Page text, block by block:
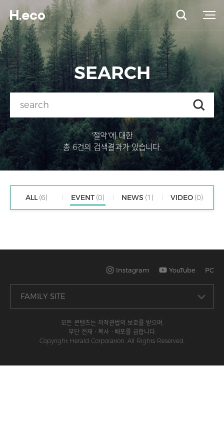
SEARCH
"절약"에 대한
총 6건의 검색결과가 있습니다.
ALL (6) EVENT (0) NEWS (1) VIDEO (0)
Instagram YouTube PC
모든 콘텐츠는 저작권법의 보호를 받으며,
무단 전재ㆍ복사ㆍ배포를 금합니다.
Copyright Herald Corporation. All Rights Reserved.